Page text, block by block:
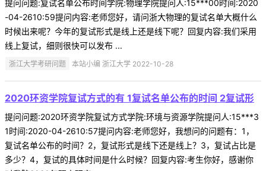
提问问题:复试名单公布时间学院:物理学院提问人:15***00时间:2020
-04-2610:59提问内容:老师您好，请问浙大物理的复试名单大概什么
时候出来呢？今年的复试形式是线上还是线下呢？回复内容:我们采用
线上复试，细则很快可以发布 ...
浙江大学考研问题 本站小编 浙江大学 2022-10-28
2020环资学院复试方式的有 1复试名单公布的时间 2复试形
提问问题:2020环资学院复试方式学院:环境与资源学院提问人:15***3
1时间:2020-04-2610:57提问内容:老师您好，我想问的问题有：1，
复试名单公布的时间？2，复试形式是线下还是线上？3，复试占比是
多少？4，复试的具体时间是什么时候？回复内容:考生你好，感谢你